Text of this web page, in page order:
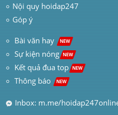
Nội quy hoidap247
Góp ý
Bài văn hay NEW
Sự kiện nóng NEW
Kết quả đua top NEW
Thông báo NEW
Inbox: m.me/